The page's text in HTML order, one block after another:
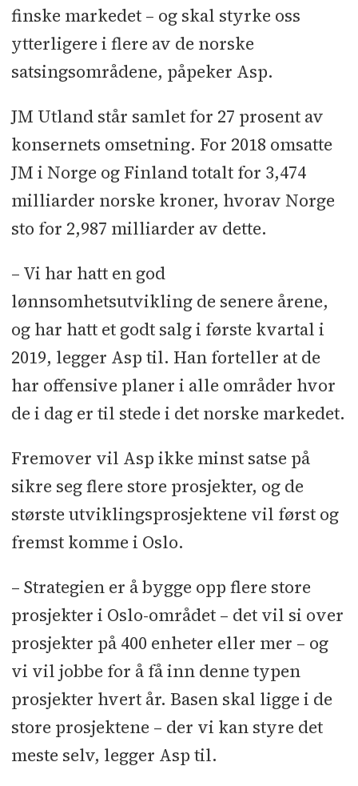
finske markedet – og skal styrke oss
ytterligere i flere av de norske
satsingsområdene, påpeker Asp.
JM Utland står samlet for 27 prosent av
konsernets omsetning. For 2018 omsatte
JM i Norge og Finland totalt for 3,474
milliarder norske kroner, hvorav Norge
sto for 2,987 milliarder av dette.
– Vi har hatt en god
lønnsomhetsutvikling de senere årene,
og har hatt et godt salg i første kvartal i
2019, legger Asp til. Han forteller at de
har offensive planer i alle områder hvor
de i dag er til stede i det norske markedet.
Fremover vil Asp ikke minst satse på
sikre seg flere store prosjekter, og de
største utviklingsprosjektene vil først og
fremst komme i Oslo.
– Strategien er å bygge opp flere store
prosjekter i Oslo-området – det vil si over
prosjekter på 400 enheter eller mer – og
vi vil jobbe for å få inn denne typen
prosjekter hvert år. Basen skal ligge i de
store prosjektene – der vi kan styre det
meste selv, legger Asp til.